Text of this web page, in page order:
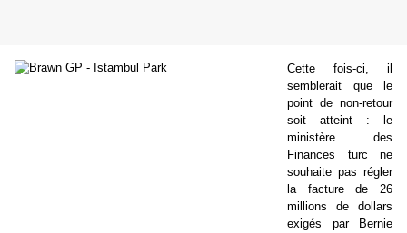
Cette fois-ci, il
semblerait que le
point de non-retour
soit atteint : le
ministère des
Finances turc ne
souhaite pas régler
la facture de 26
millions de dollars
exigés par Bernie